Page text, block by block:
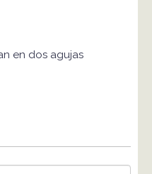
en dos agujas